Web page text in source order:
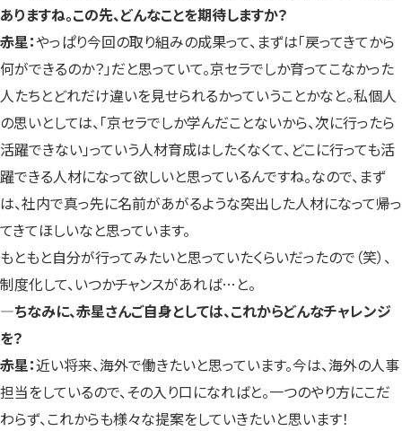
ありますね。この先、どんなことを期待しますか？
赤星：やっぱり今回の取り組みの成果って、まずは「戻ってきてから
何ができるのか？」だと思っていて。京セラでしか育ってこなかった
人たちとどれだけ違いを見せられるかっていうことかなと。私個人
の思いとしては、「京セラでしか学んだことないから、次に行ったら
活躍できない」っていう人材育成はしたくなくて、どこに行っても活
躍できる人材になって欲しいと思っているんですね。なので、まず
は、社内で真っ先に名前があがるような突出した人材になって帰っ
てきてほしいなと思っています。
もともと自分が行ってみたいと思っていたくらいだったので（笑）、
制度化して、いつかチャンスがあれば…と。
—ちなみに、赤星さんご自身としては、これからどんなチャレンジ
を？
赤星：近い将来、海外で働きたいと思っています。今は、海外の人事
担当をしているので、その入り口になればと。一つのやり方にこだ
わらず、これからも様々な提案をしていきたいと思います！